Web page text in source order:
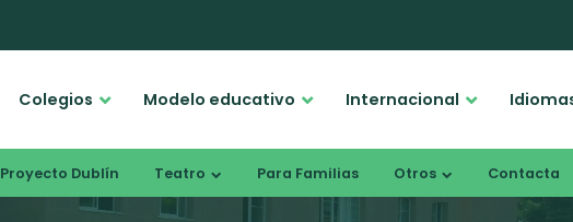
Colegios Modelo educativo Internacional
Proyecto Dublín Teatro Para Familias Otros Contacta